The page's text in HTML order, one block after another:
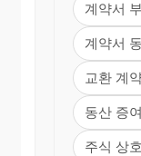
계약서
계약서
교환 계
동산 증
주식 상